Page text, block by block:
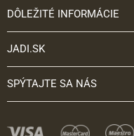
DÔLEŽITÉ INFORMÁCIE
JADI.SK
SPÝTAJTE SA NÁS